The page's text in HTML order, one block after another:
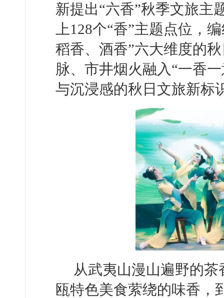
新提出“六香”秋季文旅主
上128个“香”主题点位，
稻香、酒香”六大维度的
脉、市井烟火融入“一香
与沉浸感的秋日文旅新标
从武夷山漫山遍野的
瓯特色美食萦绕的味香，